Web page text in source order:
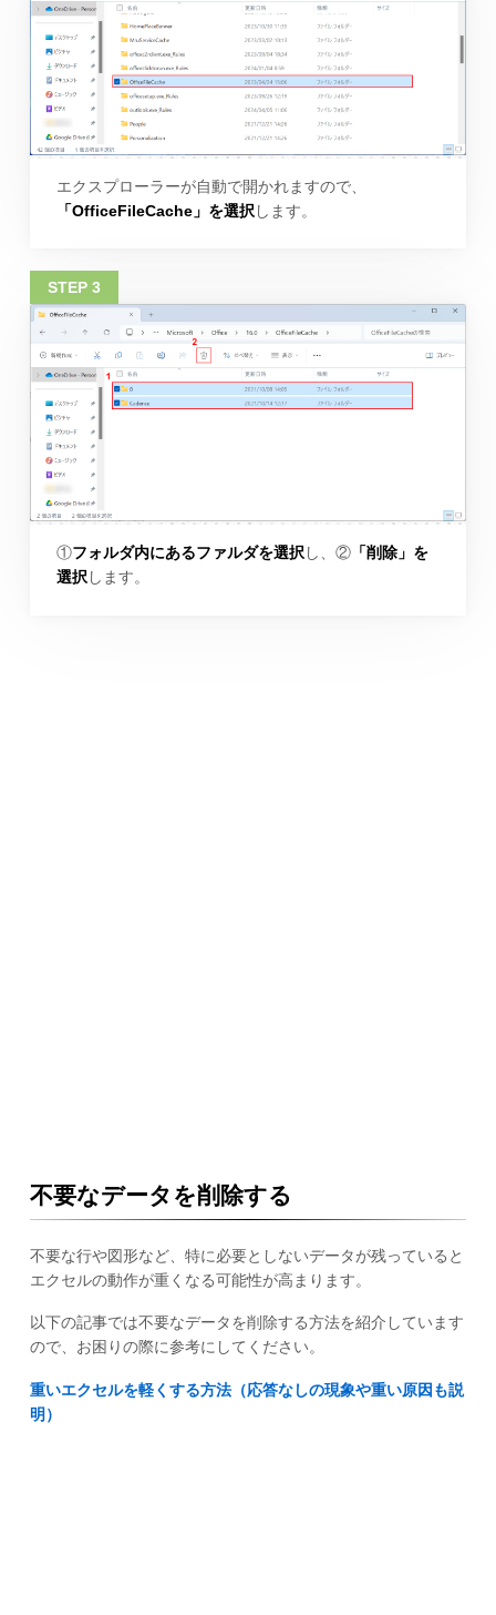
エクスプローラーが自動で開かれますので、
「OfficeFileCache」を選択 します。
①フォルダ内にあるファルダを選択 し、②「削除」を
選択 します。
不要なデータを削除する
不要な行や図形など、特に必要としないデータが残っていると
エクセルの動作が重くなる可能性が高まります。
以下の記事では不要なデータを削除する方法を紹介しています
ので、お困りの際に参考にしてください。
重いエクセルを軽くする方法（応答なしの現象や重い原因も説
明）